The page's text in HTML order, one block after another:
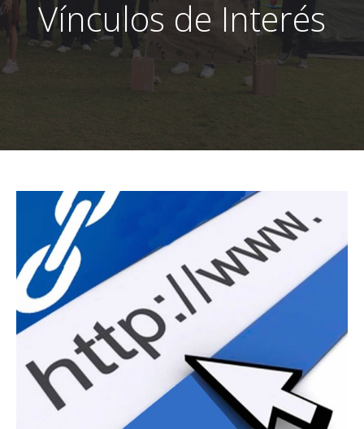
Vínculos de Interés